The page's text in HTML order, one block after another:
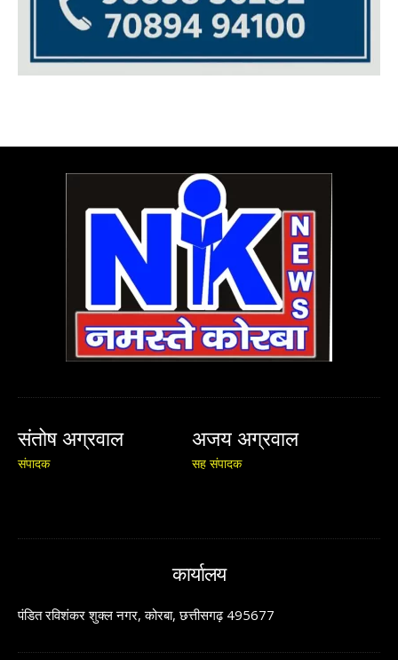
संतोष अग्रवाल
संपादक
अजय अग्रवाल
सह संपादक
कार्यालय
पंडित रविशंकर शुक्ल नगर, कोरबा, छत्तीसगढ़ 495677